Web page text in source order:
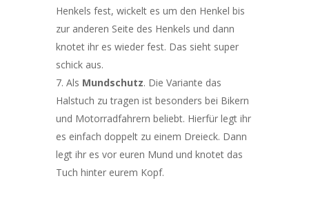
Henkels fest, wickelt es um den Henkel bis
zur anderen Seite des Henkels und dann
knotet ihr es wieder fest. Das sieht super
schick aus.
Als Mundschutz. Die Variante das
Halstuch zu tragen ist besonders bei Bikern
und Motorradfahrern beliebt. Hierfür legt ihr
es einfach doppelt zu einem Dreieck. Dann
legt ihr es vor euren Mund und knotet das
Tuch hinter eurem Kopf.